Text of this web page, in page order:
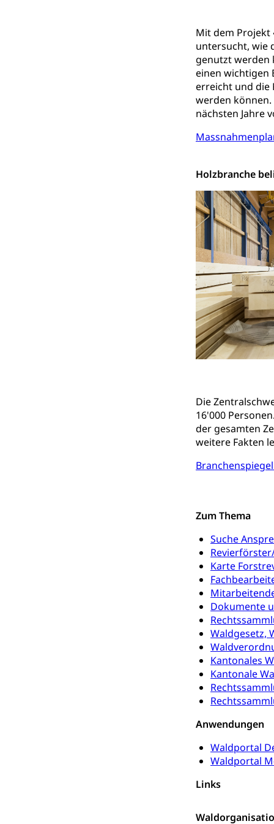
Mit dem Projekt
untersucht, wie
genutzt werden
einen wichtigen
erreicht und die
werden
nächsten Jahre
Holzbranche
Die
16'000
der gesamten
weitere Fakten
Zum Thema
Suche
Karte
Dokumente
Waldgesetz,
Kantonales
Kantonale
Anwendungen
Waldportal
Waldportal
Links
Persönliches
Zivilstand
Geburt, Heirat,
Adoptivkind,
Adoption
Amt für
Ausweise
Reisepass,
Reisepass,
Einbürgerung
Nationalität,
Geburt
Mündigkeit,
Kinder- und
Pflege /
Hauspflege,
Betreuende
Religion
Sport
Tiere
Haustiere,
Tierschutz
Hunde
Todesfall
Bestattung,
Ärztliche
Sicherheit
Militär,
Militär
Kantonaler
Polizei